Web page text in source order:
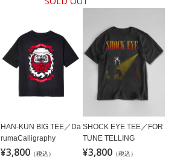
HAN-KUN BIG TEE／Da
rumaCalligraphy
¥3,800 （税込）
SHOCK EYE TEE／FOR
TUNE TELLING
¥3,800 （税込）